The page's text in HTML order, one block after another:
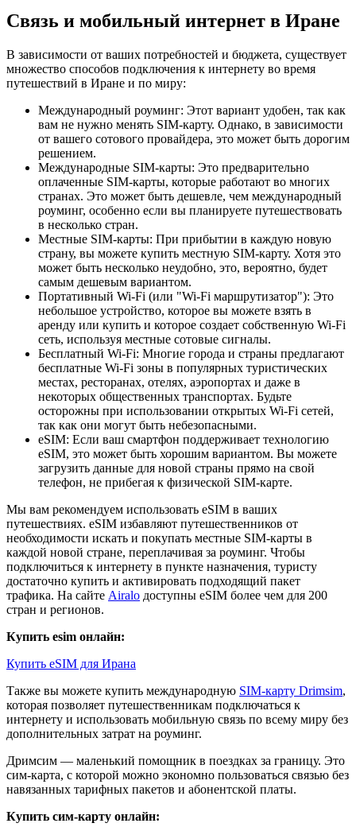
Связь и мобильный интернет в Иране
В зависимости от ваших потребностей и бюджета, существует
множество способов подключения к интернету во время
путешествий в Иране и по миру:
Международный роуминг: Этот вариант удобен, так как
вам не нужно менять SIM-карту. Однако, в зависимости
от вашего сотового провайдера, это может быть дорогим
решением.
Международные SIM-карты: Это предварительно
оплаченные SIM-карты, которые работают во многих
странах. Это может быть дешевле, чем международный
роуминг, особенно если вы планируете путешествовать
в несколько стран.
Местные SIM-карты: При прибытии в каждую новую
страну, вы можете купить местную SIM-карту. Хотя это
может быть несколько неудобно, это, вероятно, будет
самым дешевым вариантом.
Портативный Wi-Fi (или "Wi-Fi маршрутизатор"): Это
небольшое устройство, которое вы можете взять в
аренду или купить и которое создает собственную Wi-Fi
сеть, используя местные сотовые сигналы.
Бесплатный Wi-Fi: Многие города и страны предлагают
бесплатные Wi-Fi зоны в популярных туристических
местах, ресторанах, отелях, аэропортах и даже в
некоторых общественных транспортах. Будьте
осторожны при использовании открытых Wi-Fi сетей,
так как они могут быть небезопасными.
eSIM: Если ваш смартфон поддерживает технологию
eSIM, это может быть хорошим вариантом. Вы можете
загрузить данные для новой страны прямо на свой
телефон, не прибегая к физической SIM-карте.
Мы вам рекомендуем использовать eSIM в ваших
путешествиях. eSIM избавляют путешественников от
необходимости искать и покупать местные SIM-карты в
каждой новой стране, переплачивая за роуминг. Чтобы
подключиться к интернету в пункте назначения, туристу
достаточно купить и активировать подходящий пакет
трафика. На сайте Airalo доступны eSIM более чем для 200
стран и регионов.
Купить esim онлайн:
Купить eSIM для Ирана
Также вы можете купить международную SIM-карту Drimsim,
которая позволяет путешественникам подключаться к
интернету и использовать мобильную связь по всему миру без
дополнительных затрат на роуминг.
Дримсим — маленький помощник в поездках за границу. Это
сим-карта, с которой можно экономно пользоваться связью без
навязанных тарифных пакетов и абонентской платы.
Купить сим-карту онлайн: